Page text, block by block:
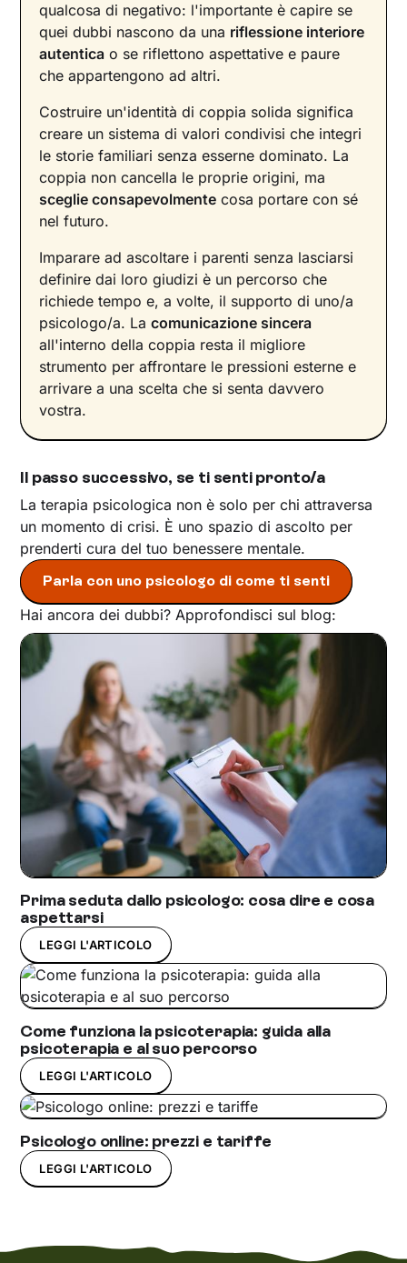
qualcosa di negativo: l'importante è capire se
quei dubbi nascono da una riflessione interiore
autentica o se riflettono aspettative e paure
che appartengono ad altri.
Costruire un'identità di coppia solida significa
creare un sistema di valori condivisi che integri
le storie familiari senza esserne dominato. La
coppia non cancella le proprie origini, ma
sceglie consapevolmente cosa portare con sé
nel futuro.
Imparare ad ascoltare i parenti senza lasciarsi
definire dai loro giudizi è un percorso che
richiede tempo e, a volte, il supporto di uno/a
psicologo/a. Lacomunicazione sincera
all'interno della coppia resta il migliore
strumento per affrontare le pressioni esterne e
arrivare a una scelta che si senta davvero
vostra.
Il passo successivo, se ti senti pronto/a
La terapia psicologica non è solo per chi attraversa
un momento di crisi. È uno spazio di ascolto per
prenderti cura del tuo benessere mentale.
Parla con uno psicologo di come ti senti
Hai ancora dei dubbi? Approfondisci sul blog:
Prima seduta dallo psicologo: cosa dire e cosa
aspettarsi
LEGGI L'ARTICOLO
Come funziona la psicoterapia: guida alla
psicoterapia e al suo percorso
LEGGI L'ARTICOLO
Psicologo online: prezzi e tariffe
LEGGI L'ARTICOLO